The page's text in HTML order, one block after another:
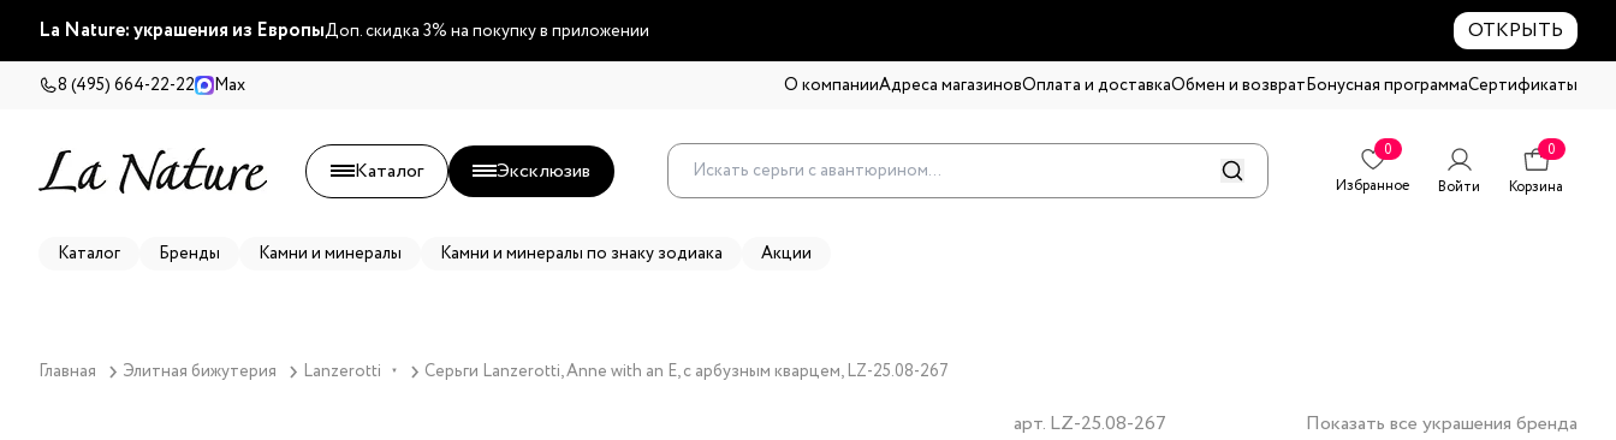
La Nature: украшения из ЕвропыДоп. скидка 3% на покупку в приложении ОТКРЫТЬ
8 (495) 664-22-22 Max О компанииАдреса магазиновОплата и доставкаОбмен и возвратБонусная программаСертификаты
Каталог Эксклюзив
0
Избранное
Войти
0
Корзина
Каталог Бренды Камни и минералы Камни и минералы по знаку зодиака Акции
Главная Элитная бижутерия Lanzerotti ▼ Серьги Lanzerotti, Anne with an E, с арбузным кварцем, LZ-25.08-267
арт. LZ-25.08-267 Показать все украшения бренда